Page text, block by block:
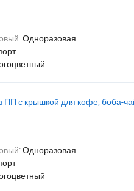
Одноразовая
ПП с крышкой для кофе, боба-
Одноразовая